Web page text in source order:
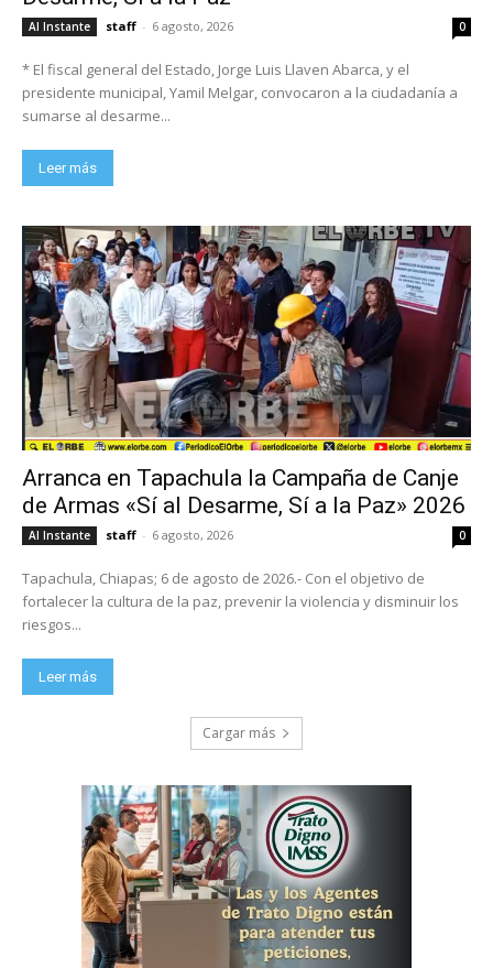
Al Instante staff - 6 agosto, 2026 0
* El fiscal general del Estado, Jorge Luis Llaven Abarca, y el
presidente municipal, Yamil Melgar, convocaron a la ciudadanía a
sumarse al desarme...
Leer más
Arranca en Tapachula la Campaña de Canje
de Armas «Sí al Desarme, Sí a la Paz» 2026
Al Instante staff - 6 agosto, 2026 0
Tapachula, Chiapas; 6 de agosto de 2026.- Con el objetivo de
fortalecer la cultura de la paz, prevenir la violencia y disminuir los
riesgos...
Leer más
Cargar más